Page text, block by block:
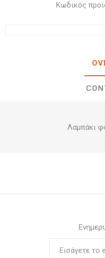
Κωδικός
Λαμπάκι